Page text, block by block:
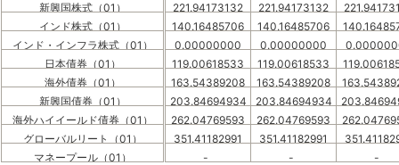
新興国株式（01）
インド株式（01）
インド・インフラ株式（01）
日本債券（01）
海外債券（01）
新興国債券（01）
海外ハイイールド債券（01）
グローバルリート（01）
マネープール（01）
221.94173132
221.94173132
140.16485706
140.16485706
0.00000000
0.00000000
119.00618533
119.00618533
163.54389208
163.54389208
203.84694934
203.84694934
262.04769593
262.04769593
351.41182991
351.41182991
-
- -